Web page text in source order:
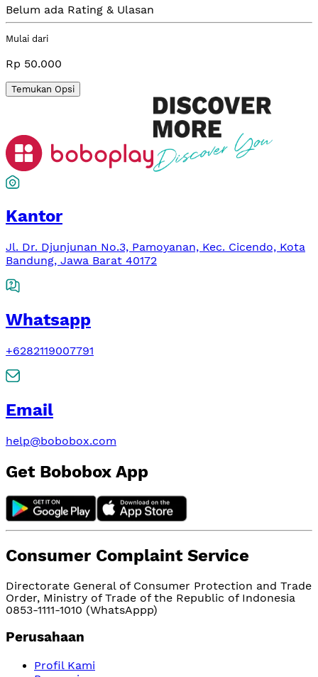
Belum ada Rating & Ulasan
Mulai dari
Rp 50.000
Temukan Opsi
Kantor
Jl. Dr. Djunjunan No.3, Pamoyanan, Kec. Cicendo, Kota
Bandung, Jawa Barat 40172
Whatsapp
+6282119007791
Email
help@bobobox.com
Get Bobobox App
Consumer Complaint Service
Directorate General of Consumer Protection and Trade
Order, Ministry of Trade of the Republic of Indonesia
0853-1111-1010 (WhatsAppp)
Perusahaan
Profil Kami